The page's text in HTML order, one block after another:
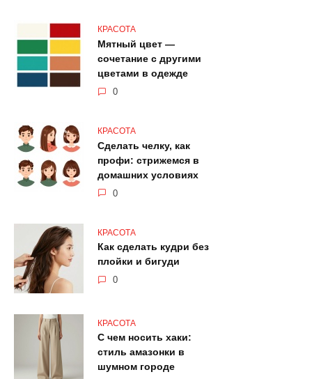
КРАСОТА
Мятный цвет —
сочетание с другими
цветами в одежде
0
КРАСОТА
Сделать челку, как
профи: стрижемся в
домашних условиях
0
КРАСОТА
Как сделать кудри без
плойки и бигуди
0
КРАСОТА
С чем носить хаки:
стиль амазонки в
шумном городе